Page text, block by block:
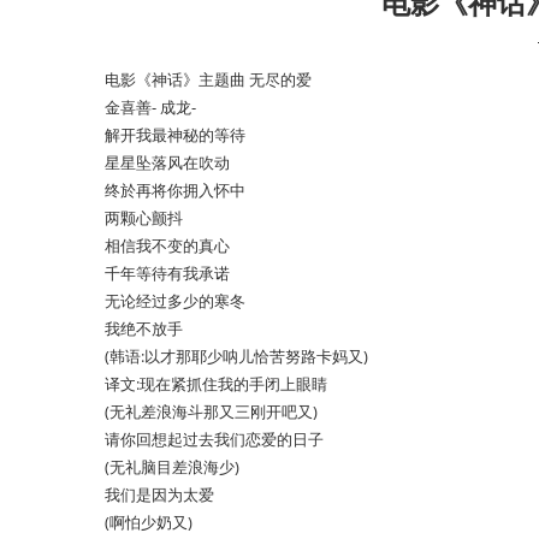
电影《神话》主题曲 无尽的爱
金喜善- 成龙-
解开我最神秘的等待
星星坠落风在吹动
终於再将你拥入怀中
两颗心颤抖
相信我不变的真心
千年等待有我承诺
无论经过多少的寒冬
我绝不放手
(韩语:以才那耶少呐儿恰苦努路卡妈又)
译文:现在紧抓住我的手闭上眼睛
(无礼差浪海斗那又三刚开吧又)
请你回想起过去我们恋爱的日子
(无礼脑目差浪海少)
我们是因为太爱
(啊怕少奶又)